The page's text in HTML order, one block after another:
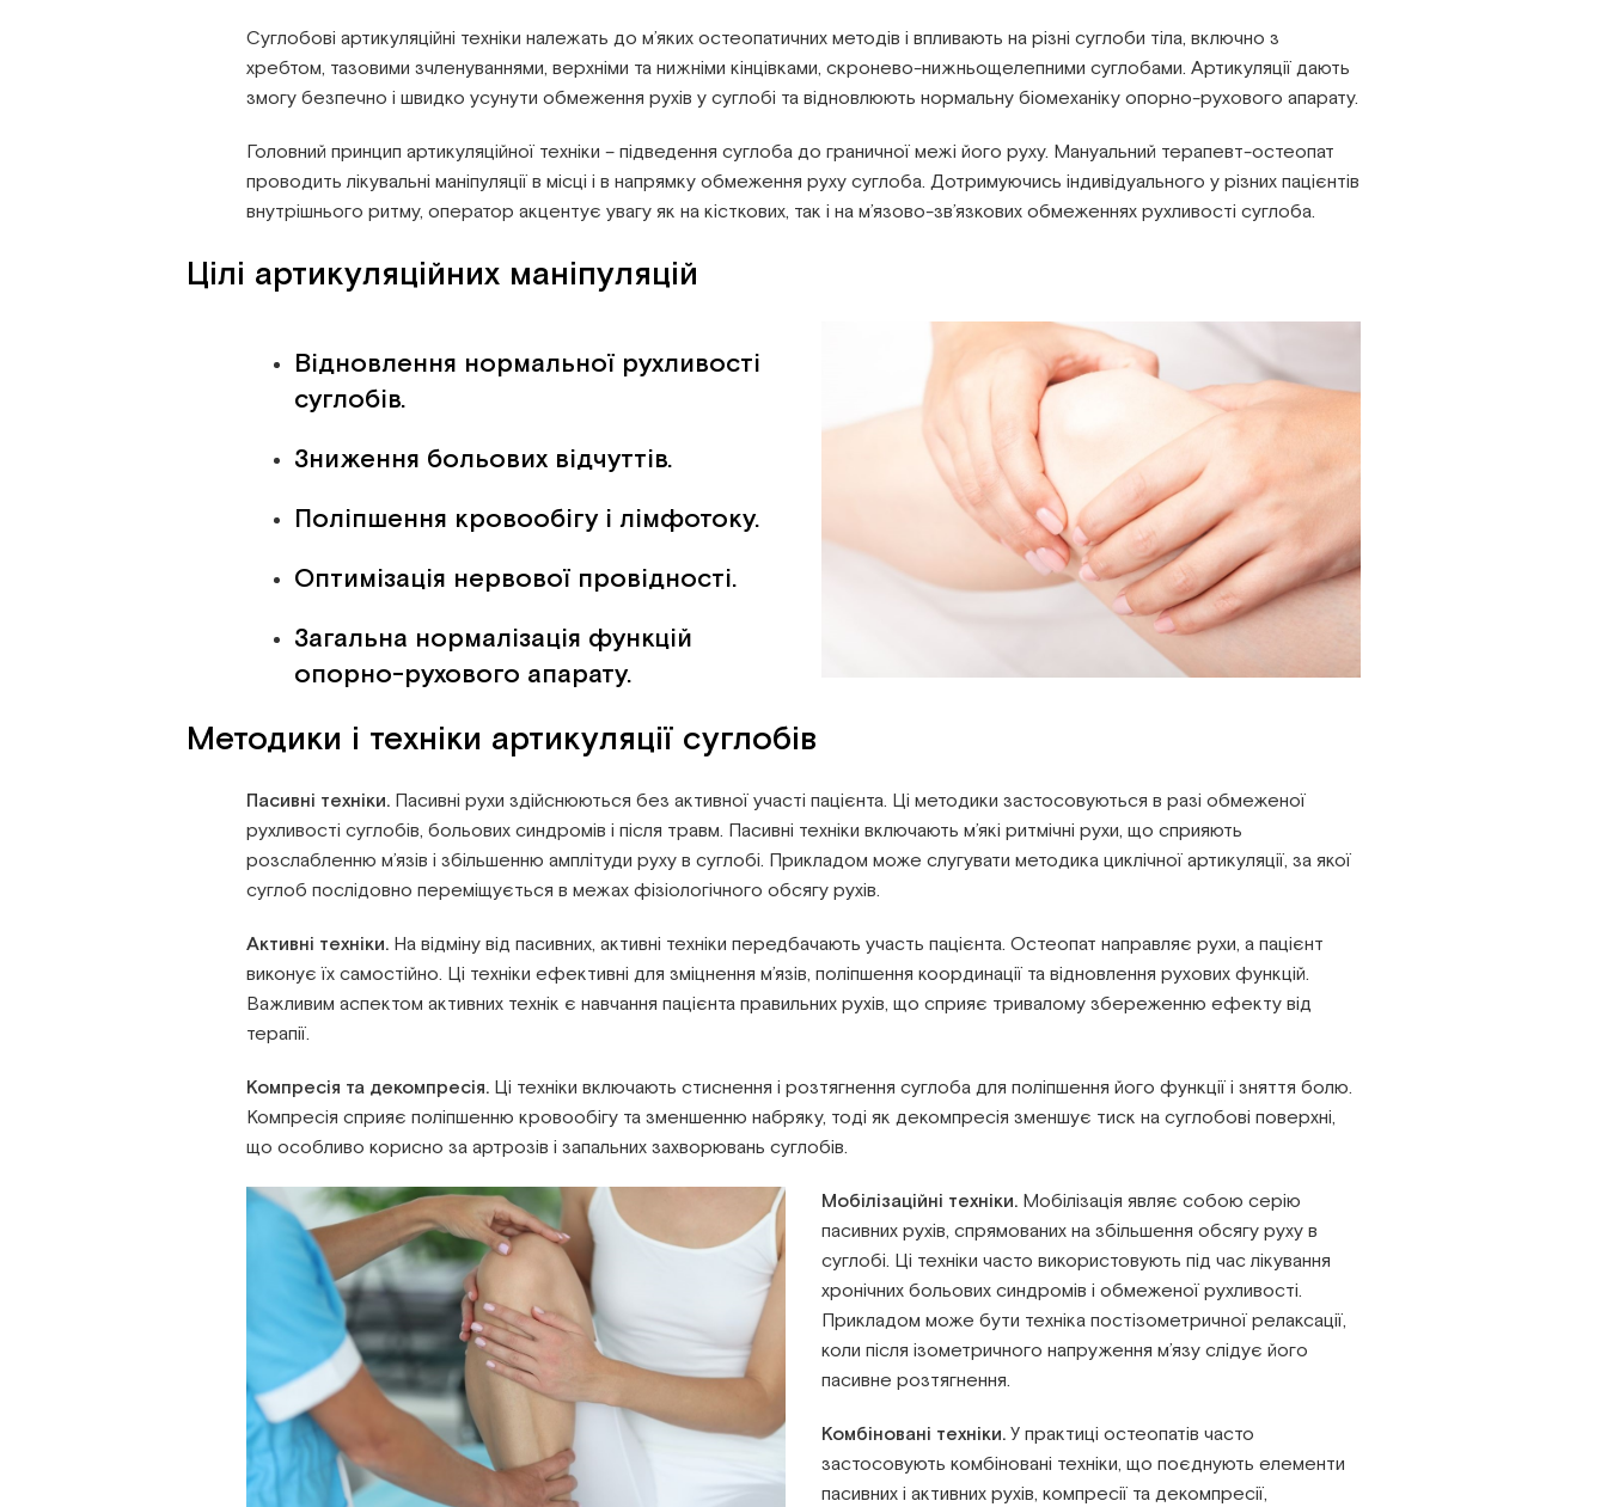
Суглобові артикуляційні техніки належать до м’яких остеопатичних методів і впливають на різні суглоби тіла, включно з
хребтом, тазовими зчленуваннями, верхніми та нижніми кінцівками, скронево-нижньощелепними суглобами. Артикуляції дають
змогу безпечно і швидко усунути обмеження рухів у суглобі та відновлюють нормальну біомеханіку опорно-рухового апарату.
Головний принцип артикуляційної техніки – підведення суглоба до граничної межі його руху. Мануальний терапевт-остеопат
проводить лікувальні маніпуляції в місці і в напрямку обмеження руху суглоба. Дотримуючись індивідуального у різних пацієнтів
внутрішнього ритму, оператор акцентує увагу як на кісткових, так і на м’язово-зв’язкових обмеженнях рухливості суглоба.
Цілі артикуляційних маніпуляцій
Відновлення нормальної рухливості
суглобів.
Зниження больових відчуттів.
Поліпшення кровообігу і лімфотоку.
Оптимізація нервової провідності.
Загальна нормалізація функцій
опорно-рухового апарату.
Методики і техніки артикуляції суглобів
Пасивні техніки. Пасивні рухи здійснюються без активної участі пацієнта. Ці методики застосовуються в разі обмеженої
рухливості суглобів, больових синдромів і після травм. Пасивні техніки включають м’які ритмічні рухи, що сприяють
розслабленню м’язів і збільшенню амплітуди руху в суглобі. Прикладом може слугувати методика циклічної артикуляції, за якої
суглоб послідовно переміщується в межах фізіологічного обсягу рухів.
Активні техніки. На відміну від пасивних, активні техніки передбачають участь пацієнта. Остеопат направляє рухи, а пацієнт
виконує їх самостійно. Ці техніки ефективні для зміцнення м’язів, поліпшення координації та відновлення рухових функцій.
Важливим аспектом активних технік є навчання пацієнта правильних рухів, що сприяє тривалому збереженню ефекту від
терапії.
Компресія та декомпресія. Ці техніки включають стиснення і розтягнення суглоба для поліпшення його функції і зняття болю.
Компресія сприяє поліпшенню кровообігу та зменшенню набряку, тоді як декомпресія зменшує тиск на суглобові поверхні,
що особливо корисно за артрозів і запальних захворювань суглобів.
Мобілізаційні техніки. Мобілізація являє собою серію
пасивних рухів, спрямованих на збільшення обсягу руху в
суглобі. Ці техніки часто використовують під час лікування
хронічних больових синдромів і обмеженої рухливості.
Прикладом може бути техніка постізометричної релаксації,
коли після ізометричного напруження м’язу слідує його
пасивне розтягнення.
Комбіновані техніки. У практиці остеопатів часто
застосовують комбіновані техніки, що поєднують елементи
пасивних і активних рухів, компресії та декомпресії,